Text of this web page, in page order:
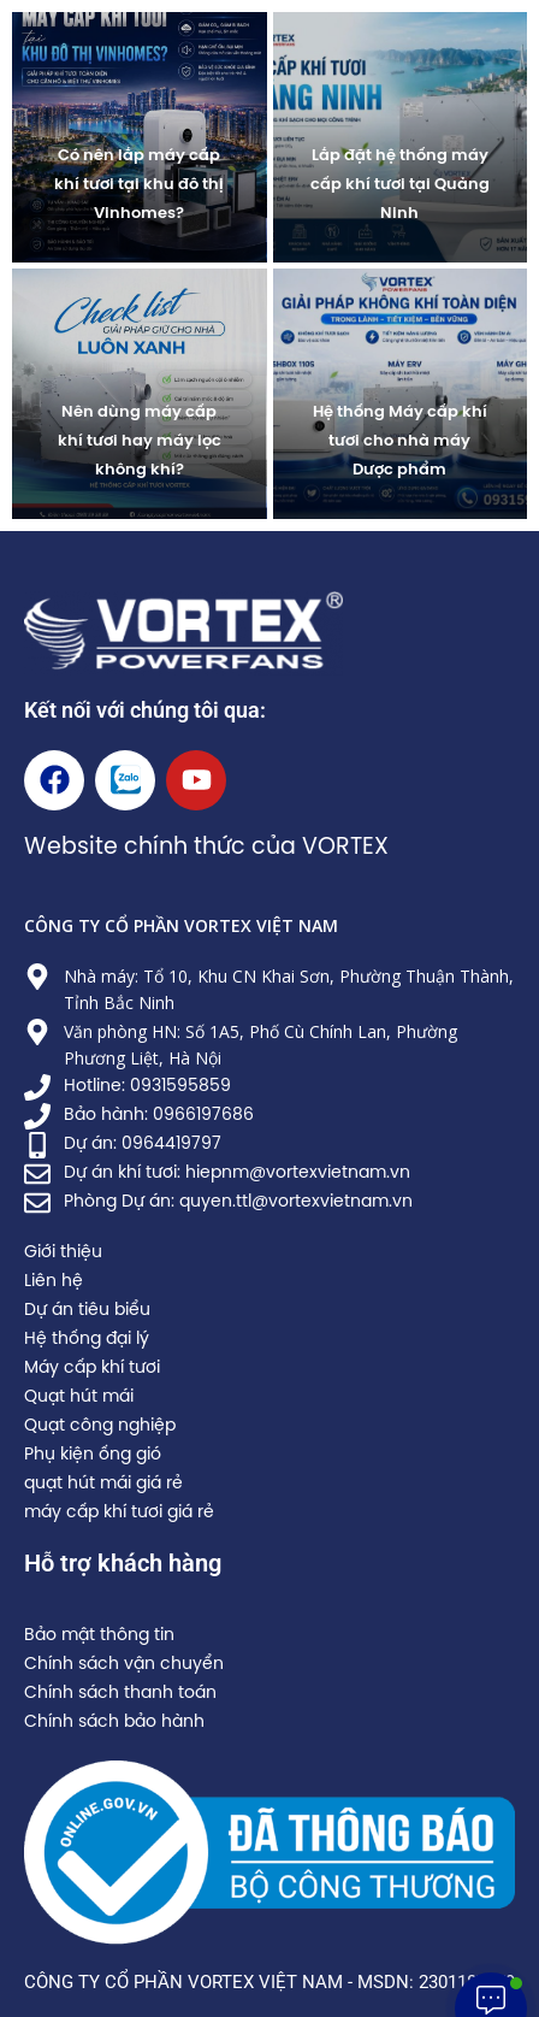
Có nên lắp máy cấp
khí tươi tại khu đô thị
Vinhomes?
Lắp đặt hệ thống máy
cấp khí tươi tại Quảng
Ninh
Nên dùng máy cấp
khí tươi hay máy lọc
không khí?
Hệ thống Máy cấp khí
tươi cho nhà máy
Dược phẩm
Kết nối với chúng tôi qua:
F
a
e
o
k
Z
a
o
Y
o
t
b
Website chính thức của VORTEX
CÔNG TY CỔ PHẦN VORTEX VIỆT NAM
Nhà máy: Tổ 10, Khu CN Khai Sơn, Phường Thuận Thành,
Tỉnh Bắc Ninh
Văn phòng HN: Số 1A5, Phố Cù Chính Lan, Phường
Phương Liệt, Hà Nội
Hotline: 0931595859
Bảo hành: 0966197686
Dự án: 0964419797
Dự án khí tươi: hiepnm@vortexvietnam.vn
Phòng Dự án: quyen.ttl@vortexvietnam.vn
Giới thiệu
Liên hệ
Dự án tiêu biểu
Hệ thống đại lý
Máy cấp khí tươi
Quạt hút mái
Quạt công nghiệp
Phụ kiện ống gió
quạt hút mái giá rẻ
máy cấp khí tươi giá rẻ
Hỗ trợ khách hàng
Bảo mật thông tin
Chính sách vận chuyển
Chính sách thanh toán
Chính sách bảo hành
CÔNG TY CỔ PHẦN VORTEX VIỆT NAM - MSDN: 2301187059